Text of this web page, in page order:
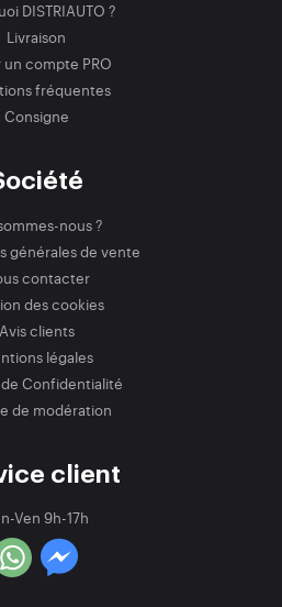
DISTRIAUTO ?
Livraison
compte PRO
fréquentes
Consigne
nous ?
générales de vente
contacter
des cookies
Avis clients
légales
Confidentialité
de modération
client
Ven 9h-17h